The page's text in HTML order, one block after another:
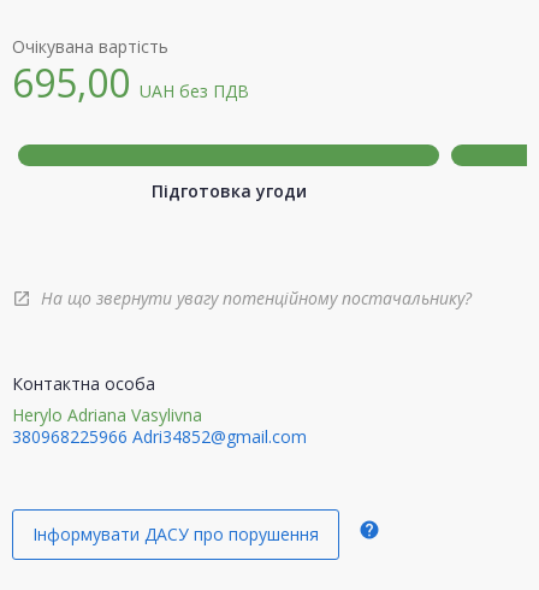
Очікувана вартість
695,00 UAH без ПДВ
Підготовка угоди
open_in_new На що звернути увагу потенційному постачальнику?
Контактна особа
Herylo Adriana Vasylivna
380968225966 Adri34852@gmail.com
Інформувати ДАСУ про порушення help